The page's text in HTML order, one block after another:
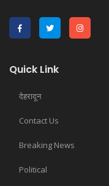
Quick Link
देहरादून
Contact Us
Breaking News
Political